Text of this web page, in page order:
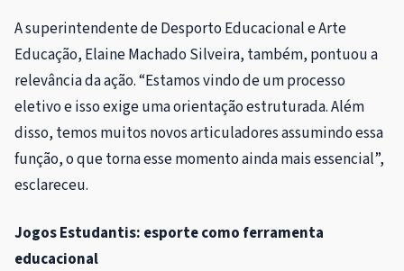
A superintendente de Desporto Educacional e Arte
Educação, Elaine Machado Silveira, também, pontuou a
relevância da ação. “Estamos vindo de um processo
eletivo e isso exige uma orientação estruturada. Além
disso, temos muitos novos articuladores assumindo essa
função, o que torna esse momento ainda mais essencial”,
esclareceu.
Jogos Estudantis: esporte como ferramenta
educacional